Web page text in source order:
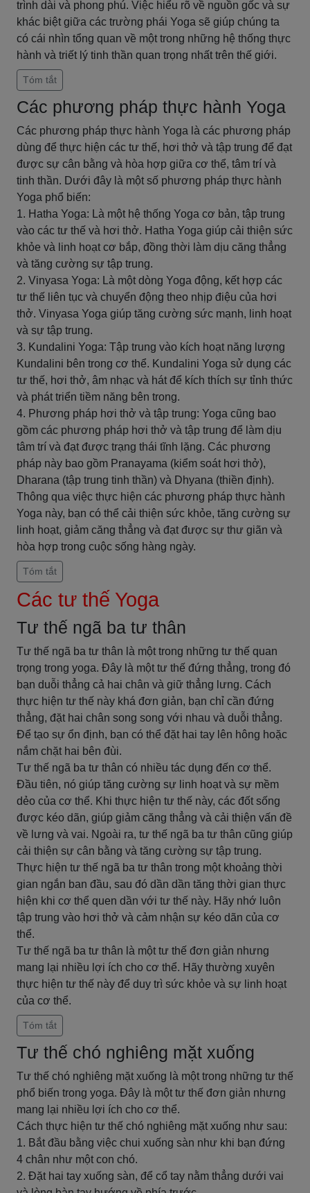
trình dài và phong phú. Việc hiểu rõ về nguồn gốc và sự
khác biệt giữa các trường phái Yoga sẽ giúp chúng ta
có cái nhìn tổng quan về một trong những hệ thống thực
hành và triết lý tinh thần quan trọng nhất trên thế giới.
Tóm tắt
Các phương pháp thực hành Yoga
Các phương pháp thực hành Yoga là các phương pháp
dùng để thực hiện các tư thế, hơi thở và tập trung để đạt
được sự cân bằng và hòa hợp giữa cơ thể, tâm trí và
tinh thần. Dưới đây là một số phương pháp thực hành
Yoga phổ biến:
1. Hatha Yoga: Là một hệ thống Yoga cơ bản, tập trung
vào các tư thế và hơi thở. Hatha Yoga giúp cải thiện sức
khỏe và linh hoạt cơ bắp, đồng thời làm dịu căng thẳng
và tăng cường sự tập trung.
2. Vinyasa Yoga: Là một dòng Yoga động, kết hợp các
tư thế liên tục và chuyển động theo nhịp điệu của hơi
thở. Vinyasa Yoga giúp tăng cường sức mạnh, linh hoạt
và sự tập trung.
3. Kundalini Yoga: Tập trung vào kích hoạt năng lượng
Kundalini bên trong cơ thể. Kundalini Yoga sử dụng các
tư thế, hơi thở, âm nhạc và hát để kích thích sự tỉnh thức
và phát triển tiềm năng bên trong.
4. Phương pháp hơi thở và tập trung: Yoga cũng bao
gồm các phương pháp hơi thở và tập trung để làm dịu
tâm trí và đạt được trạng thái tĩnh lặng. Các phương
pháp này bao gồm Pranayama (kiểm soát hơi thở),
Dharana (tập trung tinh thần) và Dhyana (thiền định).
Thông qua việc thực hiện các phương pháp thực hành
Yoga này, bạn có thể cải thiện sức khỏe, tăng cường sự
linh hoạt, giảm căng thẳng và đạt được sự thư giãn và
hòa hợp trong cuộc sống hàng ngày.
Tóm tắt
Các tư thế Yoga
Tư thế ngã ba tư thân
Tư thế ngã ba tư thân là một trong những tư thế quan
trọng trong yoga. Đây là một tư thế đứng thẳng, trong đó
bạn duỗi thẳng cả hai chân và giữ thẳng lưng. Cách
thực hiện tư thế này khá đơn giản, bạn chỉ cần đứng
thẳng, đặt hai chân song song với nhau và duỗi thẳng.
Để tạo sự ổn định, bạn có thể đặt hai tay lên hông hoặc
nắm chặt hai bên đùi.
Tư thế ngã ba tư thân có nhiều tác dụng đến cơ thể.
Đầu tiên, nó giúp tăng cường sự linh hoạt và sự mềm
dẻo của cơ thể. Khi thực hiện tư thế này, các đốt sống
được kéo dãn, giúp giảm căng thẳng và cải thiện vấn đề
về lưng và vai. Ngoài ra, tư thế ngã ba tư thân cũng giúp
cải thiện sự cân bằng và tăng cường sự tập trung.
Thực hiện tư thế ngã ba tư thân trong một khoảng thời
gian ngắn ban đầu, sau đó dần dần tăng thời gian thực
hiện khi cơ thể quen dần với tư thế này. Hãy nhớ luôn
tập trung vào hơi thở và cảm nhận sự kéo dãn của cơ
thể.
Tư thế ngã ba tư thân là một tư thế đơn giản nhưng
mang lại nhiều lợi ích cho cơ thể. Hãy thường xuyên
thực hiện tư thế này để duy trì sức khỏe và sự linh hoạt
của cơ thể.
Tóm tắt
Tư thế chó nghiêng mặt xuống
Tư thế chó nghiêng mặt xuống là một trong những tư thế
phổ biến trong yoga. Đây là một tư thế đơn giản nhưng
mang lại nhiều lợi ích cho cơ thể.
Cách thực hiện tư thế chó nghiêng mặt xuống như sau:
1. Bắt đầu bằng việc chui xuống sàn như khi bạn đứng
4 chân như một con chó.
2. Đặt hai tay xuống sàn, để cổ tay nằm thẳng dưới vai